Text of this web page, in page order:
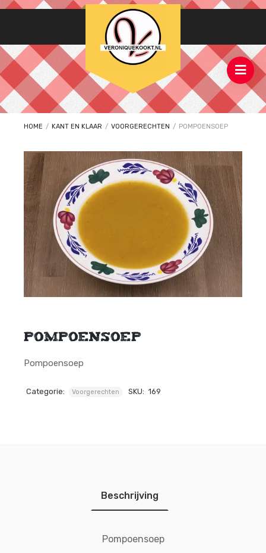
HOME / KANT EN KLAAR / VOORGERECHTEN / POMPOENSOEP
Pompoensoep
Pompoensoep
Categorie: Voorgerechten SKU: 169
Beschrijving
Pompoensoep